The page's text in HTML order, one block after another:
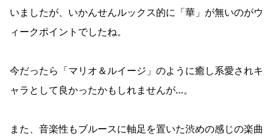
いましたが、いかんせんルックス的に「華」が無いのがウ
ィークポイントでしたね。
今だったら「マリオ＆ルイージ」のように癒し系愛されキ
ャラとして良かったかもしれませんが…。
また、音楽性もブルースに軸足を置いた渋めの感じの楽曲